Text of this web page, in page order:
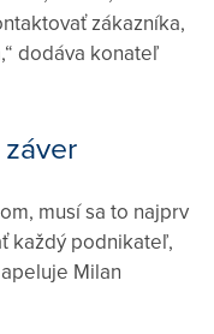
zákazníka,
dodáva konateľ
musí sa to najprv
každý podnikateľ,
Milan